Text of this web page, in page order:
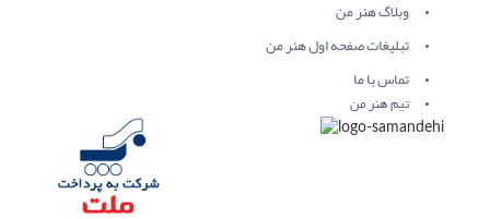
وبلاگ هنر من
تبلیغات صفحه اول هنر من
تماس با ما
تیم هنر من